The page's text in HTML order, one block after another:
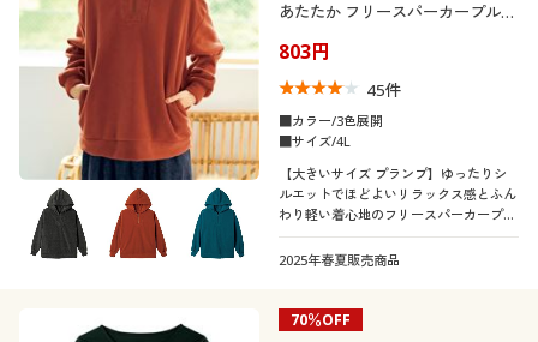
あたたか フリースパーカープルオ
803円
45件
■カラー/3色展開
■サイズ/4L
【大きいサイズ プランプ】ゆったりシ
ルエットでほどよいリラックス感とふん
わり軽い着心地のフリースパーカープル
オーバー
2025年春夏販売商品
70％OFF